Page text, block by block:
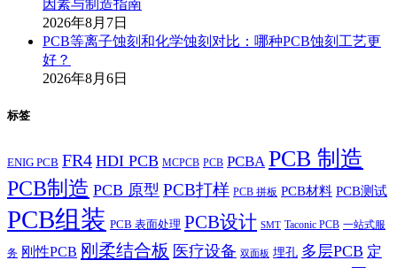
因素与制造指南
2026年8月7日
PCB等离子蚀刻和化学蚀刻对比：哪种PCB蚀刻工艺更
好？
2026年8月6日
标签
ENIG PCB FR4 HDI PCB MCPCB PCB PCBA PCB 制造
PCB制造 PCB 原型 PCB打样 PCB 拼板 PCB材料 PCB测试
PCB组装 PCB 表面处理 PCB设计 SMT Taconic PCB 一站式服
务 刚性PCB 刚柔结合板 医疗设备 双面板 埋孔 多层PCB 定